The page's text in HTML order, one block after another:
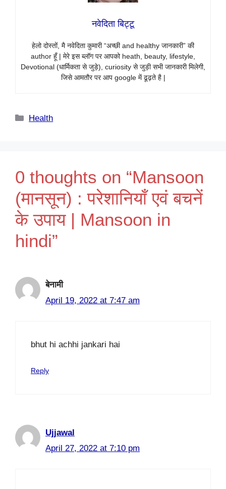
नवेदिता बिट्टू
हेलो दोस्तों, मै नवेदिता कुमारी “अच्छी and healthy जानकारी” की
author हूँ | मेरे इस ब्लॉग पर आपको heath, beauty, lifestyle,
Devotional (धार्मिकता से जुड़े), curiosity से जुड़ी सभी जानकारी मिलेगी,
जिसे आमतौर पर आप google में ढूढ़ते है |
Categories
Health
0 thoughts on “Mansoon
(मानसून) : परेशानियाँ एवं बचनें
के उपाय | Mansoon in
hindi”
बेनामी
April 19, 2022 at 7:47 am
bhut hi achhi jankari hai
Reply
Ujjawal
April 27, 2022 at 7:10 pm